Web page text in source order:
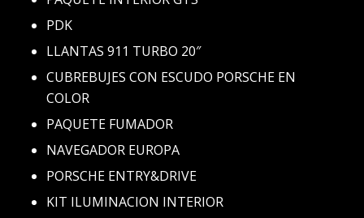
PDK
LLANTAS 911 TURBO 20″
CUBREBUJES CON ESCUDO PORSCHE EN
COLOR
PAQUETE FUMADOR
NAVEGADOR EUROPA
PORSCHE ENTRY&DRIVE
KIT ILUMINACION INTERIOR